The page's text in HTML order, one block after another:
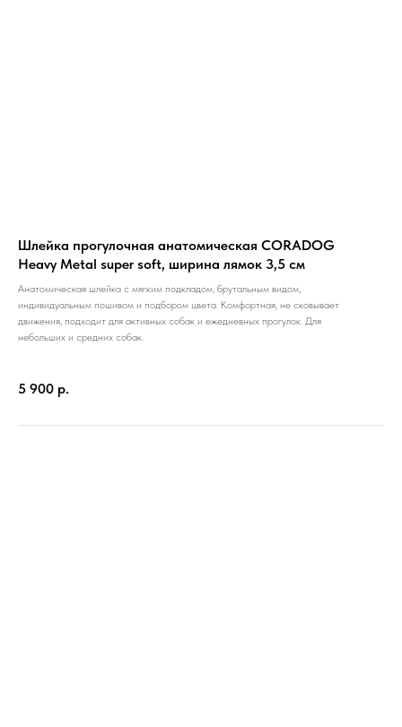
Шлейка прогулочная анатомическая CORADOG
Heavy Metal super soft, ширина лямок 3,5 см
Анатомическая шлейка с мягким подкладом, брутальным видом,
индивидуальным пошивом и подбором цвета. Комфортная, не сковывает
движения, подходит для активных собак и ежедневных прогулок. Для
небольших и средних собак.
5 900 р.